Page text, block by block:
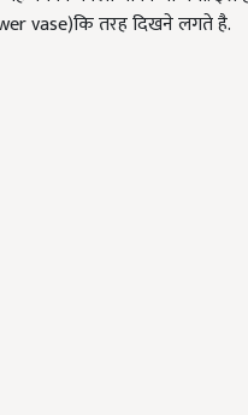
vase)कि तरह दिखने लगते है.